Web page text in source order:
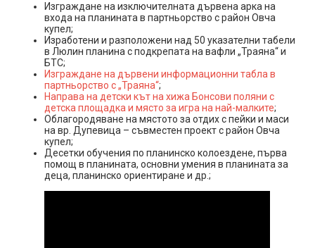
Изграждане на изключителната дървена арка на
входа на планината в партньорство с район Овча
купел;
Изработени и разположени над 50 указателни табели
в Люлин планина с подкрепата на вафли „Траяна“ и
БТС;
Изграждане на дървени информационни табла в
партньорство с „Траяна“;
Направа на детски кът на хижа Бонсови поляни с
детска площадка и място за игра на най-малките;
Облагородяване на мястото за отдих с пейки и маси
на вр. Дупевица – съвместен проект с район Овча
купел;
Десетки обучения по планинско колоездене, първа
помощ в планината, основни умения в планината за
деца, планинско ориентиране и др.;